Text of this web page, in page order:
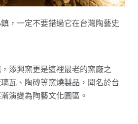
，一定不要錯過它在台灣陶藝史
添興窯更是這裡最老的窯廠之
瓦、陶磚等窯燒製品，聞名於台
演變為陶藝文化園區。